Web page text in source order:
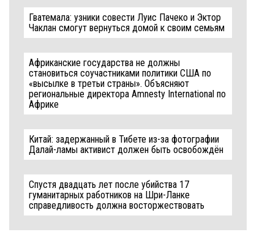
Гватемала: узники совести Луис Пачеко и Эктор
Чаклан смогут вернуться домой к своим семьям
Африканские государства не должны
становиться соучастниками политики США по
«высылке в третьи страны». Объясняют
региональные директора Amnesty International по
Африке
Китай: задержанный в Тибете из-за фотографии
Далай-ламы активист должен быть освобождён
Спустя двадцать лет после убийства 17
гуманитарных работников на Шри-Ланке
справедливость должна восторжествовать